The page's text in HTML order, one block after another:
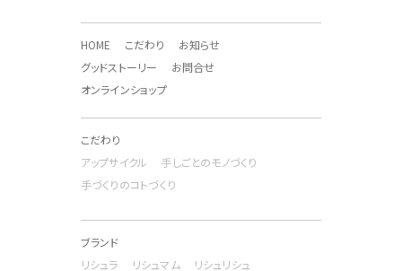
HOME こだわり
お知らせ
グッドストーリー
お問合せ
オンラインショップ
こだわり
アップサイクル
手しごとのモノづくり
手づくりのコトづくり
ブランド
リシュラ
リシュマム リシュリシュ